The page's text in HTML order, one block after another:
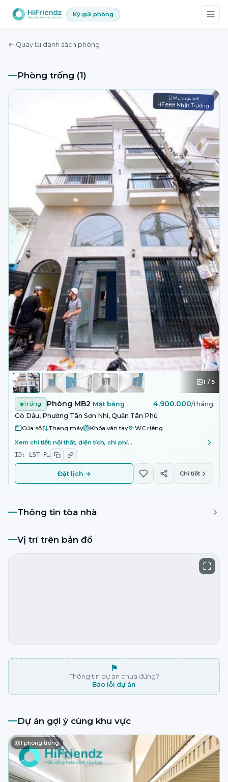
Ký gửi phòng
← Quay lại danh sách phòng
Phòng trống (1)
Xác thực bởi
HF3958 Nhật Trường
1 /5
Trống Phòng MB2 Mặt bằng 4.900.000/tháng
Gò Dầu, Phường Tân Sơn Nhì, Quận Tân Phú
Cửa sổ Thang máy Khóa vân tay WC riêng
Xem chi tiết: nội thất, diện tích, chi phí…
ID: LST-P…
Đặt lịch → Chi tiết
Thông tin tòa nhà
Vị trí trên bản đồ
⚑
Thông tin dự án chưa đúng?
Báo lỗi dự án
Dự án gợi ý cùng khu vực
1 phòng trống